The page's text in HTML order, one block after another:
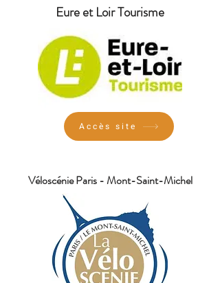
Eure et Loir Tourisme
Accès site
Véloscénie Paris - Mont-Saint-Michel